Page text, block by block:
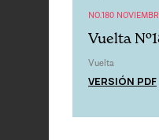
NO.180
Vuelta
Vuelta
VERSIÓN PDF